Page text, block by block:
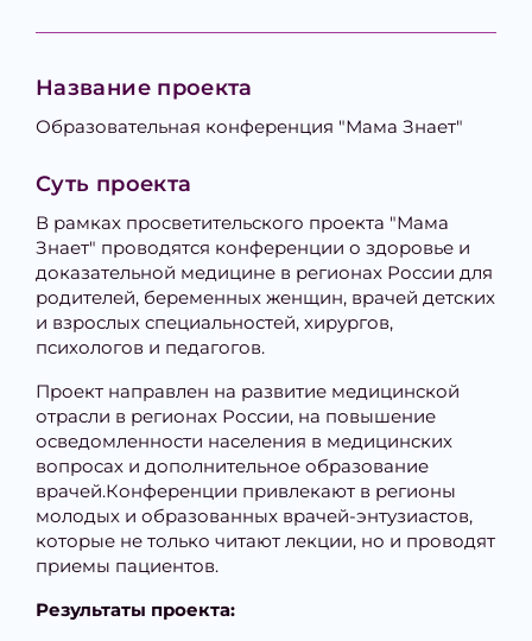
Название проекта
Образовательная конференция "Мама Знает"
Суть проекта
В рамках просветительского проекта "Мама
Знает" проводятся конференции о здоровье и
доказательной медицине в регионах России для
родителей, беременных женщин, врачей детских
и взрослых специальностей, хирургов,
психологов и педагогов.
Проект направлен на развитие медицинской
отрасли в регионах России, на повышение
осведомленности населения в медицинских
вопросах и дополнительное образование
врачей.Конференции привлекают в регионы
молодых и образованных врачей-энтузиастов,
которые не только читают лекции, но и проводят
приемы пациентов.
Результаты проекта: